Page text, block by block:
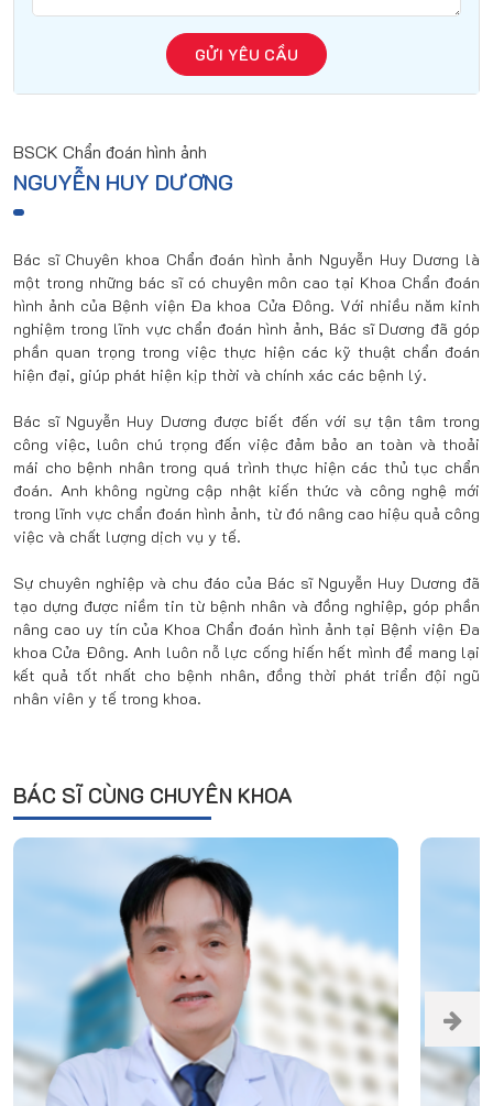
GỬI YÊU CẦU
BSCK Chẩn đoán hình ảnh
NGUYỄN HUY DƯƠNG
Bác sĩ Chuyên khoa Chẩn đoán hình ảnh Nguyễn Huy Dương là
một trong những bác sĩ có chuyên môn cao tại Khoa Chẩn đoán
hình ảnh của Bệnh viện Đa khoa Cửa Đông. Với nhiều năm kinh
nghiệm trong lĩnh vực chẩn đoán hình ảnh, Bác sĩ Dương đã góp
phần quan trọng trong việc thực hiện các kỹ thuật chẩn đoán
hiện đại, giúp phát hiện kịp thời và chính xác các bệnh lý.
Bác sĩ Nguyễn Huy Dương được biết đến với sự tận tâm trong
công việc, luôn chú trọng đến việc đảm bảo an toàn và thoải
mái cho bệnh nhân trong quá trình thực hiện các thủ tục chẩn
đoán. Anh không ngừng cập nhật kiến thức và công nghệ mới
trong lĩnh vực chẩn đoán hình ảnh, từ đó nâng cao hiệu quả công
việc và chất lượng dịch vụ y tế.
Sự chuyên nghiệp và chu đáo của Bác sĩ Nguyễn Huy Dương đã
tạo dựng được niềm tin từ bệnh nhân và đồng nghiệp, góp phần
nâng cao uy tín của Khoa Chẩn đoán hình ảnh tại Bệnh viện Đa
khoa Cửa Đông. Anh luôn nỗ lực cống hiến hết mình để mang lại
kết quả tốt nhất cho bệnh nhân, đồng thời phát triển đội ngũ
nhân viên y tế trong khoa.
BÁC SĨ CÙNG CHUYÊN KHOA